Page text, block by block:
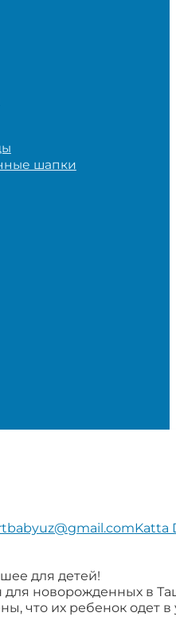
шапки
Katta
Telegram
в YouTube
для детей!
новорожденных в
что их ребенок одет